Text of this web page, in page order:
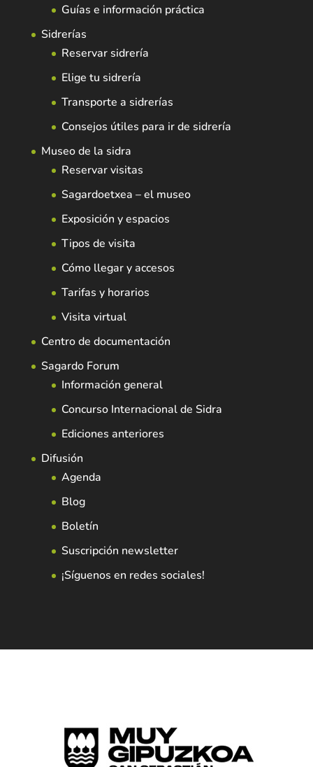
Guías e información práctica
Sidrerías
Reservar sidrería
Elige tu sidrería
Transporte a sidrerías
Consejos útiles para ir de sidrería
Museo de la sidra
Reservar visitas
Sagardoetxea – el museo
Exposición y espacios
Tipos de visita
Cómo llegar y accesos
Tarifas y horarios
Visita virtual
Centro de documentación
Sagardo Forum
Información general
Concurso Internacional de Sidra
Ediciones anteriores
Difusión
Agenda
Blog
Boletín
Suscripción newsletter
¡Síguenos en redes sociales!